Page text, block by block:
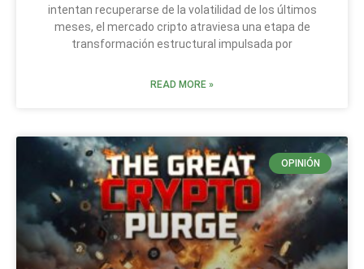
intentan recuperarse de la volatilidad de los últimos
meses, el mercado cripto atraviesa una etapa de
transformación estructural impulsada por
READ MORE »
OPINIÓN